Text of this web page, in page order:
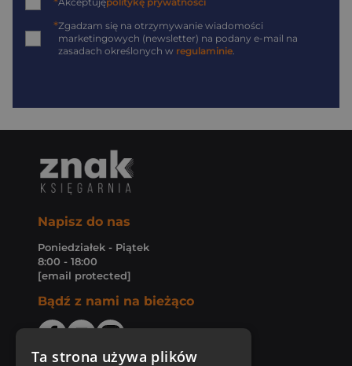
*Zgadzam się na otrzymywanie wiadomości
marketingowych (newsletter) na podany e-mail na
zasadach określonych w regulaminie.
Napisz do nas
Poniedziałek - Piątek
8:00 - 18:00
[email protected]
Bądź z nami na bieżąco
Ta strona używa plików